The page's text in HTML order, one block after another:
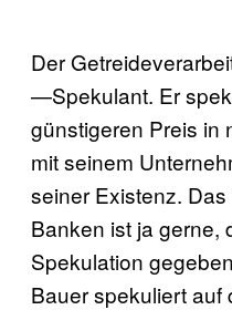
Der
—Spekulant. Er
günstigeren Preis in
mit seinem
seiner Existenz.
Banken ist ja gerne,
Spekulation
Bauer spekuliert auf